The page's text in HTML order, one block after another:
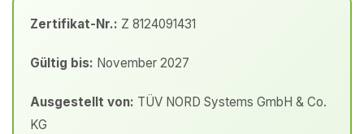
Zertifikat-Nr.: Z 8124091431
Gültig bis: November 2027
Ausgestellt von: TÜV NORD Systems GmbH & Co.
KG